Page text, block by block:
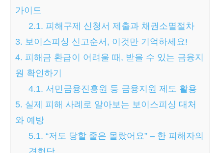
가이드
2.1. 피해구제 신청서 제출과 채권소멸절차
3. 보이스피싱 신고순서, 이것만 기억하세요!
4. 피해금 환급이 어려울 때, 받을 수 있는 금융지
원 확인하기
4.1. 서민금융진흥원 등 금융지원 제도 활용
5. 실제 피해 사례로 알아보는 보이스피싱 대처
와 예방
5.1. “저도 당할 줄은 몰랐어요” – 한 피해자의